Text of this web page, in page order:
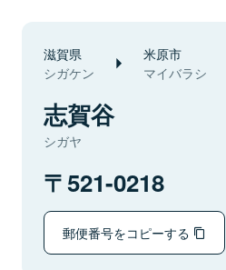
滋賀県
シガケン
米原市
マイバラシ
志賀谷
シガヤ
521-0218
郵便番号をコピーする